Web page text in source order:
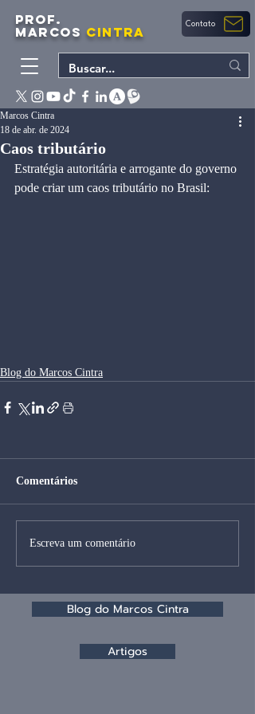
PROF.
MARCOS CINTRA Contato
Caos tributário
Marcos Cintra
18 de abr. de 2024
Estratégia autoritária e arrogante do governo
pode criar um caos tributário no Brasil:
Blog do Marcos Cintra
Comentários
Escreva um comentário
Blog do Marcos Cintra
Artigos